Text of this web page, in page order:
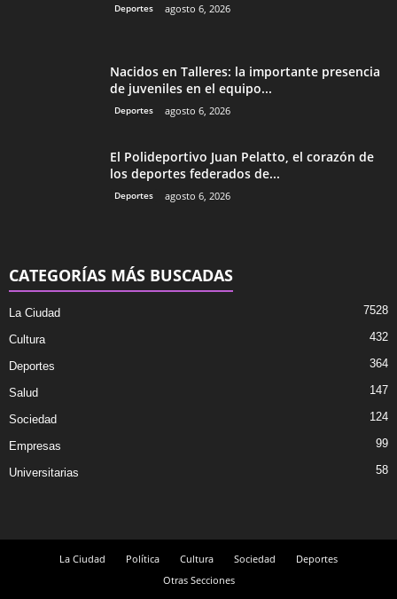
Deportes agosto 6, 2026
Nacidos en Talleres: la importante presencia
de juveniles en el equipo...
Deportes agosto 6, 2026
El Polideportivo Juan Pelatto, el corazón de
los deportes federados de...
Deportes agosto 6, 2026
CATEGORÍAS MÁS BUSCADAS
La Ciudad 7528
Cultura 432
Deportes 364
Salud 147
Sociedad 124
Empresas 99
Universitarias 58
La Ciudad Política Cultura Sociedad
Deportes
Otras Secciones